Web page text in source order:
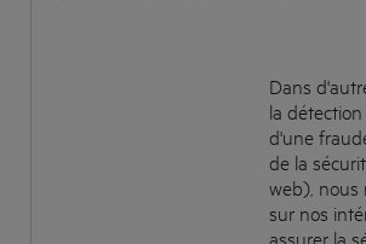
Dans
la
d'une
de la
web), nous
sur nos
assurer la